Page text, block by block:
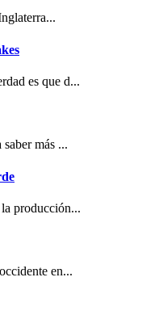
es que d...
más ...
producción...
en...